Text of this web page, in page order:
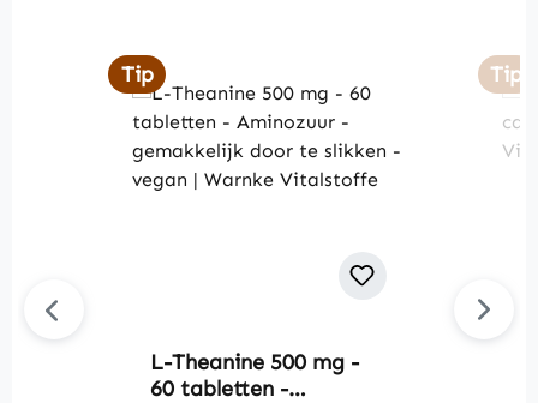
Tip
L-Theanine 500 mg -
60 tabletten -
Tip